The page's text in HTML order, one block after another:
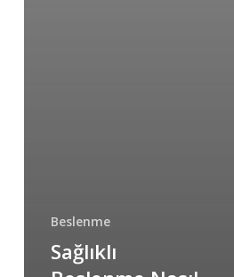
Beslenme
Sağlıklı